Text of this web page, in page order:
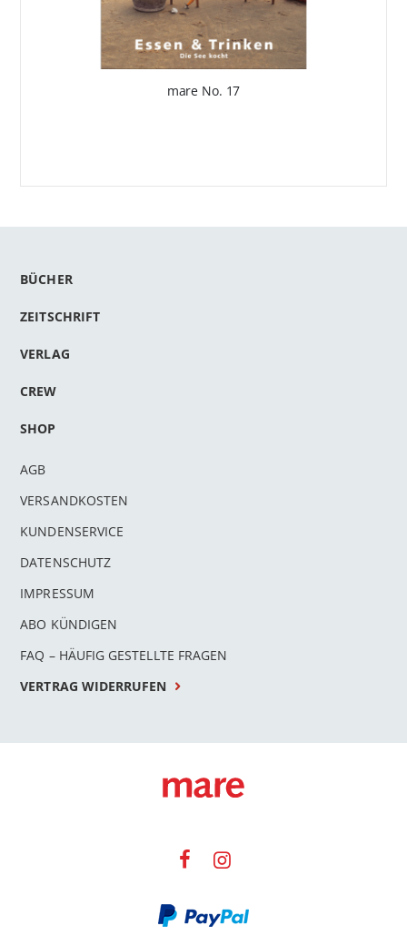
mare No. 17
BÜCHER
ZEITSCHRIFT
VERLAG
CREW
SHOP
AGB
VERSANDKOSTEN
KUNDENSERVICE
DATENSCHUTZ
IMPRESSUM
ABO KÜNDIGEN
FAQ – HÄUFIG GESTELLTE FRAGEN
VERTRAG WIDERRUFEN